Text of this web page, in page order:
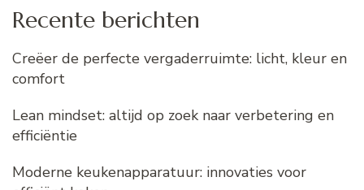
Recente berichten
Creëer de perfecte vergaderruimte: licht, kleur en
comfort
Lean mindset: altijd op zoek naar verbetering en
efficiëntie
Moderne keukenapparatuur: innovaties voor